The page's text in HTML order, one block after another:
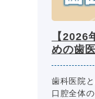
【2026
めの歯
歯科医院
口腔全体